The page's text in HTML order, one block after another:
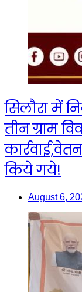
सिलौरा में
तीन ग्राम
किये गये!
August 6,